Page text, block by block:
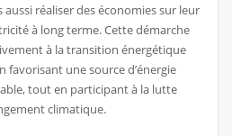
aussi réaliser des économies sur leur
à long terme. Cette démarche
à la transition énergétique
favorisant une source d’énergie
tout en participant à la lutte
climatique.